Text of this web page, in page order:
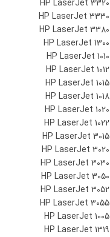
HP LaserJet 3320
HP LaserJet 3330
HP LaserJet 3380
HP LaserJet 1300
HP LaserJet 1010
HP LaserJet 1012
HP LaserJet 1015
HP LaserJet 1018
HP LaserJet 1020
HP LaserJet 1022
HP LaserJet 3015
HP LaserJet 3020
HP LaserJet 3030
HP LaserJet 3050
HP LaserJet 3052
HP LaserJet 3055
HP LaserJet 1005
HP LaserJet 1319